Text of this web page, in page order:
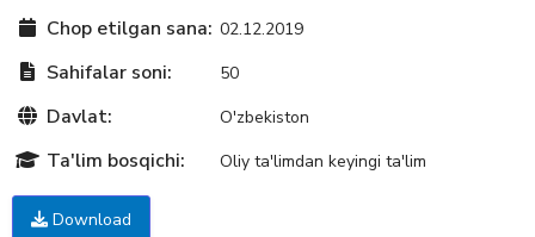
Chop etilgan sana: 02.12.2019
Sahifalar soni: 50
Davlat: O'zbekiston
Ta'lim bosqichi: Oliy ta'limdan keyingi ta'lim
Download